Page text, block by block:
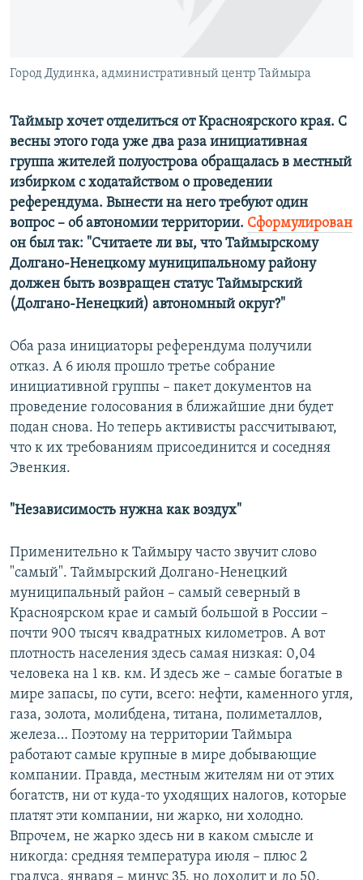
ELIFBE
Все сайты RFE/RL
Город Дудинка, административный центр Таймыра
Таймыр хочет отделиться от Красноярского края. С
весны этого года уже два раза инициативная
группа жителей полуострова обращалась в местный
избирком с ходатайством о проведении
референдума. Вынести на него требуют один
вопрос – об автономии территории. Сформулирован
он был так: "Считаете ли вы, что Таймырскому
Долгано-Ненецкому муниципальному району
должен быть возвращен статус Таймырский
(Долгано-Ненецкий) автономный округ?"
Оба раза инициаторы референдума получили
отказ. А 6 июля прошло третье собрание
инициативной группы – пакет документов на
проведение голосования в ближайшие дни будет
подан снова. Но теперь активисты рассчитывают,
что к их требованиям присоединится и соседняя
Эвенкия.
"Независимость нужна как воздух"
Применительно к Таймыру часто звучит слово
"самый". Таймырский Долгано-Ненецкий
муниципальный район – самый северный в
Красноярском крае и самый большой в России –
почти 900 тысяч квадратных километров. А вот
плотность населения здесь самая низкая: 0,04
человека на 1 кв. км. И здесь же – самые богатые в
мире запасы, по сути, всего: нефти, каменного угля,
газа, золота, молибдена, титана, полиметаллов,
железа… Поэтому на территории Таймыра
работают самые крупные в мире добывающие
компании. Правда, местным жителям ни от этих
богатств, ни от куда-то уходящих налогов, которые
платят эти компании, ни жарко, ни холодно.
Впрочем, не жарко здесь ни в каком смысле и
никогда: средняя температура июля – плюс 2